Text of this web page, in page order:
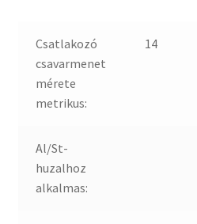
Csatlakozó
csavarmenet
mérete
metrikus:
14
Al/St-
huzalhoz
alkalmas: